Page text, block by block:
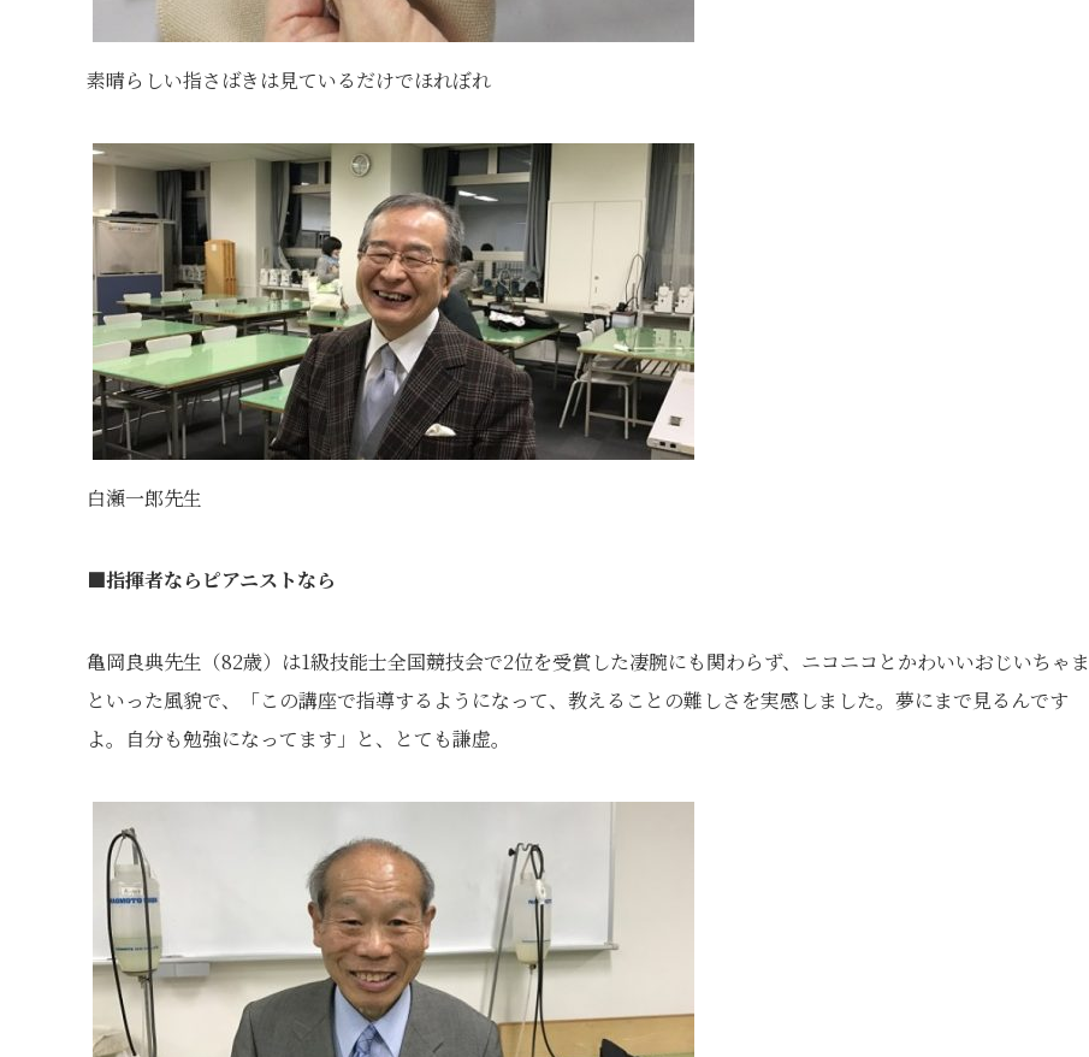
素晴らしい指さばきは見ているだけでほれぼれ
白瀬一郎先生
■指揮者ならピアニストなら
亀岡良典先生（82歳）は1級技能士全国競技会で2位を受賞した凄腕にも関わらず、ニコニコとかわいいおじいちゃま
といった風貌で、「この講座で指導するようになって、教えることの難しさを実感しました。夢にまで見るんです
よ。自分も勉強になってます」と、とても謙虚。